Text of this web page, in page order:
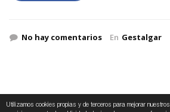
Utilizamos cookies propias y de terceros para mejorar nuestros
No hay comentarios En Gestalgar